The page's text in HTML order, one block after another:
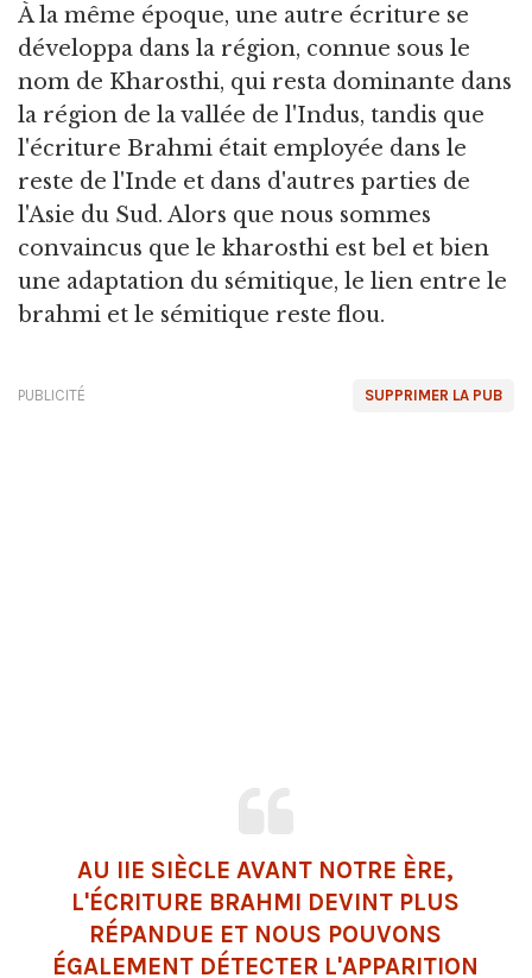
À la même époque, une autre écriture se
développa dans la région, connue sous le
nom de Kharosthi, qui resta dominante dans
la région de la vallée de l'Indus, tandis que
l'écriture Brahmi était employée dans le
reste de l'Inde et dans d'autres parties de
l'Asie du Sud. Alors que nous sommes
convaincus que le kharosthi est bel et bien
une adaptation du sémitique, le lien entre le
brahmi et le sémitique reste flou.
SUPPRIMER LA PUB
PUBLICITÉ
AU IIE SIÈCLE AVANT NOTRE ÈRE,
L'ÉCRITURE BRAHMI DEVINT PLUS
RÉPANDUE ET NOUS POUVONS
ÉGALEMENT DÉTECTER L'APPARITION